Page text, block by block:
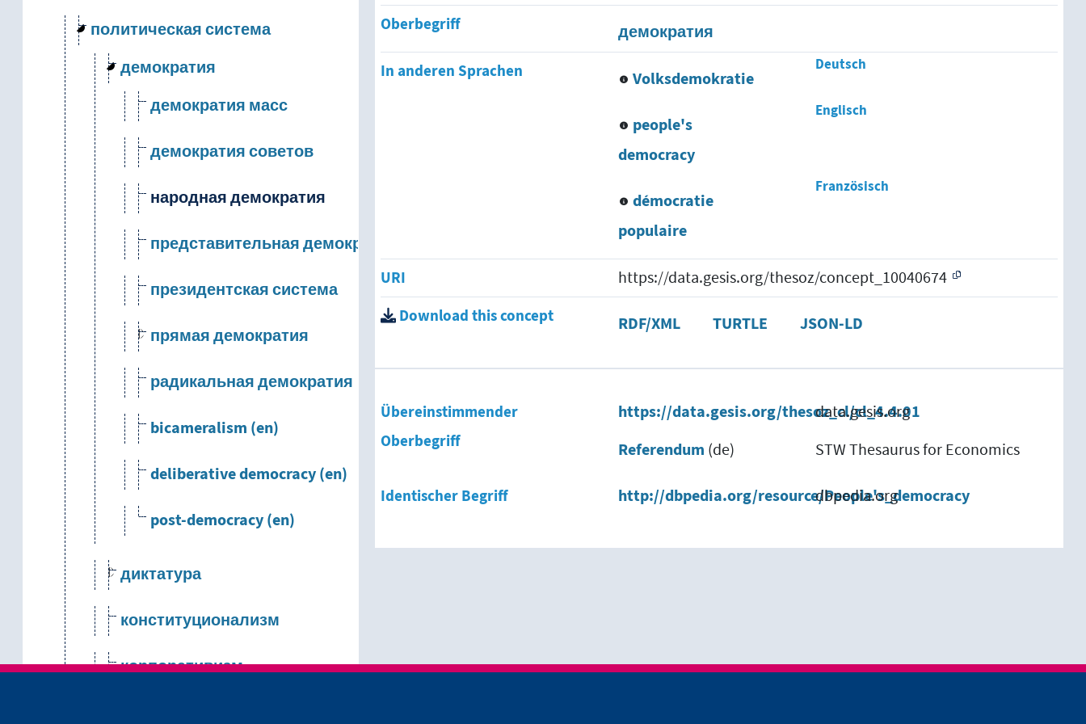
политическая система
демократия
демократия масс
демократия советов
народная демократия
представительная демократия
президентская система
прямая демократия
радикальная демократия
bicameralism (en)
deliberative democracy (en)
post-democracy (en)
диктатура
конституционализм
корпоративизм
Oberbegriff
демократия
In anderen Sprachen
Deutsch
Volksdemokratie
Englisch
people's
democracy
Französisch
démocratie
populaire
URI https://data.gesis.org/thesoz/concept_10040674
Download this concept RDF/XML TURTLE JSON-LD
Übereinstimmender
Oberbegriff
https://data.gesis.org/thesoz_cl/cl_4.4.01
data.gesis.org
Referendum (de) STW Thesaurus for Economics
Identischer Begriff http://dbpedia.org/resource/People's_democracy
dbpedia.org